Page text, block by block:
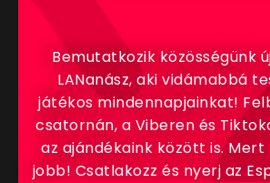
Bemutatkozik közösségünk
LANanász, aki vidámabbá
játékos mindennapjainkat!
csatornán, a Viberen és
az ajándékaink között is. Mert
jobb! Csatlakozz és nyerj az